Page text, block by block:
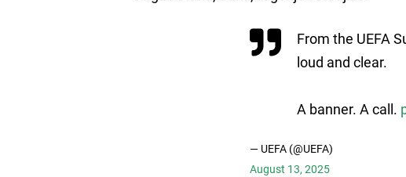
From the UEFA
loud and clear.
A banner. A call.
— UEFA (@UEFA)
August 13, 2025